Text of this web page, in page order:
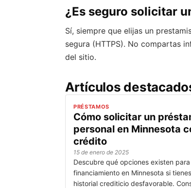
¿Es seguro solicitar
Sí, siempre que elijas un
segura (HTTPS). No compartas
del sitio.
Artículos
PRÉSTAMOS
Cómo solicitar un
personal en Minnesota
crédito
15 de enero de 2025
Descubre qué opciones existen
financiamiento en Minnesota si
historial crediticio desfavorable.